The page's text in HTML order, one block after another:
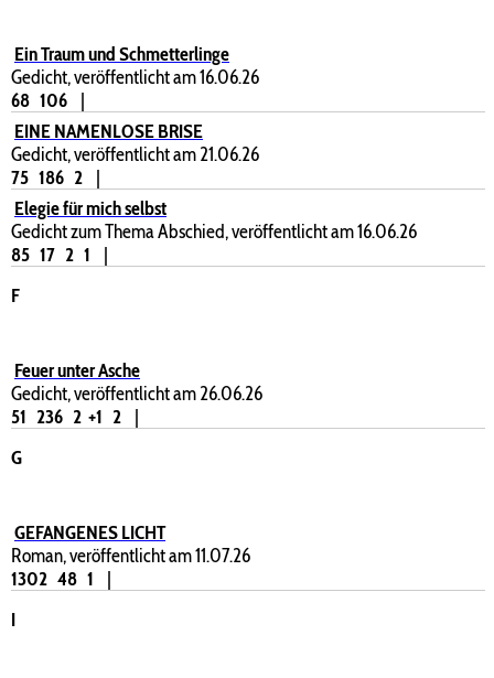
Ein Traum und Schmetterlinge
Gedicht, veröffentlicht am 16.06.26
68 106
|
EINE NAMENLOSE BRISE
Gedicht, veröffentlicht am 21.06.26
75 186 2
|
Elegie für mich selbst
Gedicht zum Thema Abschied, veröffentlicht am 16.06.26
85 17 2 1
|
F
Feuer unter Asche
Gedicht, veröffentlicht am 26.06.26
51 236 2 +1 2
|
G
GEFANGENES LICHT
Roman, veröffentlicht am 11.07.26
1302 48 1
|
I